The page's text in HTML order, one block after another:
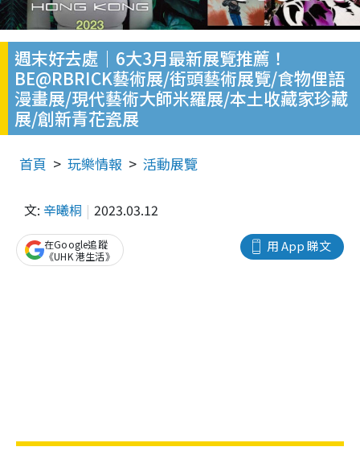
週末好去處｜6大3月最新展覽推薦！
BE@RBRICK藝術展/街頭藝術展覽/食物俚語
漫畫展/現代藝術大師米羅展/本土收藏家珍藏
展/創新青花瓷展
首頁 玩樂情報 活動展覽
文: 辛曦桐 2023.03.12
用 App 睇文
在Google追蹤
《UHK 港生活》